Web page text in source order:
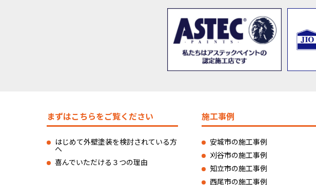
まずはこちらをご覧ください
はじめて外壁塗装を検討されている方
へ
喜んでいただける３つの理由
施工事例
安城市の施工事例
刈谷市の施工事例
知立市の施工事例
西尾市の施工事例